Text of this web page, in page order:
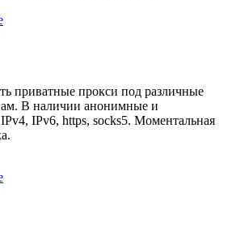
приватные прокси под различные
В наличии анонимные и
IPv6, https, socks5. Моментальная